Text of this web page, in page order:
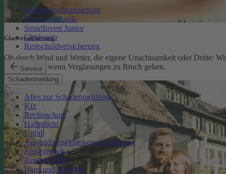
Immobilienfinanzierung
Investmentfonds
SmartInvest Junior
Girokonto
Restschuldversicherung
Service
Schadenmeldung
Alles zur Schadenmeldung
Kfz
Rechtsschutz
Haftpflicht
Unfall
Auslandsreisekrankenversicherung
Reisegepäck
Reiserücktritt
Haus und Wohnen
Glasversicherung
Ob durch Wind und Wetter, die eigene Unachtsamkeit oder Dritte:
schützen Sie, wenn Verglasungen zu Bruch gehen.
Glasversicherung